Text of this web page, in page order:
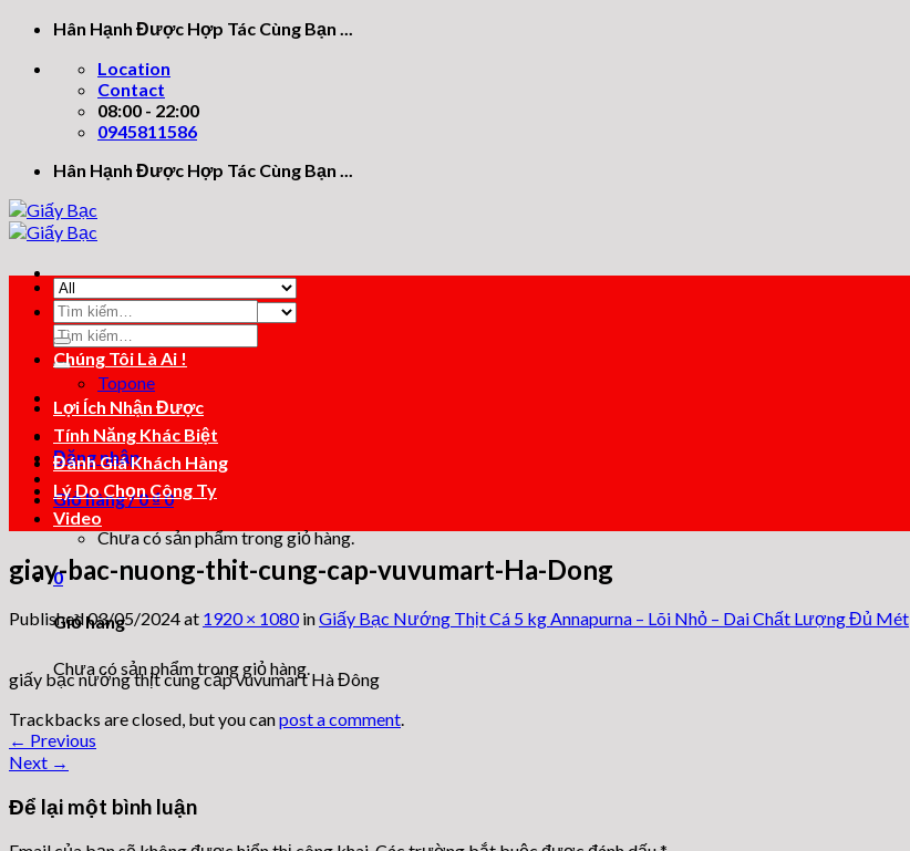
Skip
content
Hân Hạnh Được Hợp Tác Cùng Bạn ...
Location
Contact
08:00 - 22:00
0945811586
Hân Hạnh Được Hợp Tác Cùng Bạn ...
Tìm
kiếm:
Đăng nhập
Giỏ hàng /0₫0
Chưa có sản phẩm trong giỏ hàng.
0
Giỏ hàng
Chưa có sản phẩm trong giỏ hàng.
Tìm
kiếm:
Chúng Tôi Là Ai !
Topone
Lợi Ích Nhận Được
Tính Năng Khác Biệt
Đánh Giá Khách Hàng
Lý Do Chọn Công Ty
Video
giay-bac-nuong-thit-cung-cap-vuvumart-Ha-Dong
Published03/05/2024at 1920 × 1080inGiấy Bạc Nướng Thịt Cá 5 kg Annapurna – Lõi Nhỏ – Dai Chất Lượng Đủ Mét
giấy bạc nướng thịt cung cấp vuvumart Hà Đông
Trackbacks are closed, but you canpost a comment.
← Previous
Next →
Để lại một bình luận